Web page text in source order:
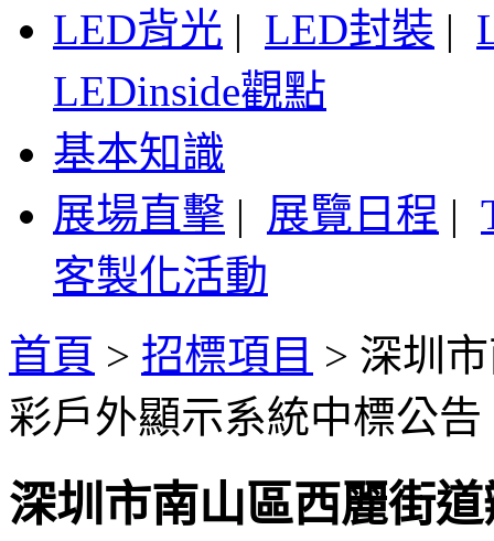
LED背光 | LED封裝 |
LEDinside觀點
基本知識
展場直擊 | 展覽日程 |
客製化活動
首頁 > 招標項目 > 深圳
彩戶外顯示系統中標公告
深圳市南山區西麗街